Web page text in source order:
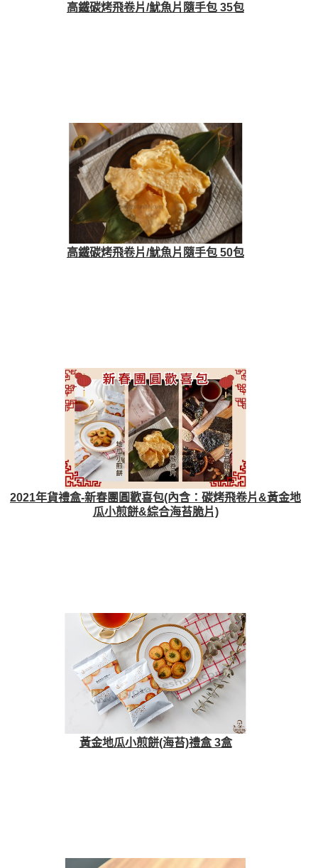
高鐵碳烤飛卷片/魷魚片隨手包 35包
高鐵碳烤飛卷片/魷魚片隨手包 50包
2021年貨禮盒-新春團圓歡喜包(內含：碳烤飛卷片&黃金地
瓜小煎餅&綜合海苔脆片)
黃金地瓜小煎餅(海苔)禮盒 3盒